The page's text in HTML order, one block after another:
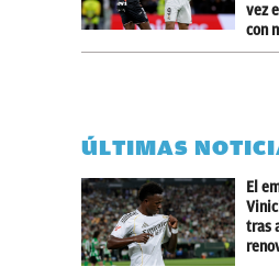
vez
con
ÚLTIMAS
El
tras